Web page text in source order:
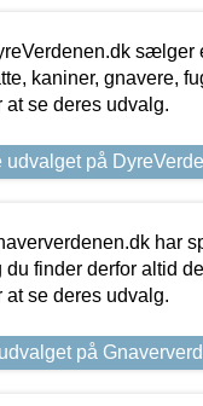
sælger
kaniner, gnavere,
at se deres udvalg.
udvalget på
har
du finder derfor altid
at se deres udvalg.
på